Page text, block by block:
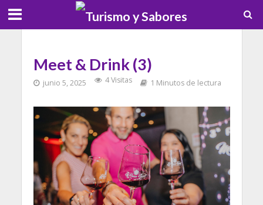
Meet & Drink (3)
junio 5, 2025 4 Visitas 1 Minutos de lectura